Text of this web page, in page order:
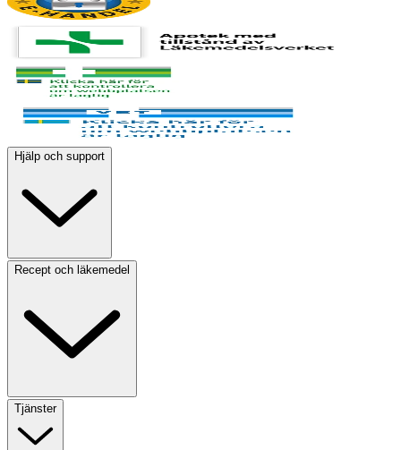
Hjälp och support
Recept och läkemedel
Tjänster